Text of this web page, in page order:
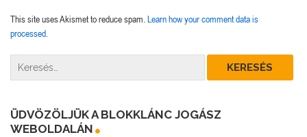
This site uses Akismet to reduce spam. Learn how your comment data is
processed.
ÜDVÖZÖLJÜK A BLOKKLÁNC JOGÁSZ
WEBOLDALÁN